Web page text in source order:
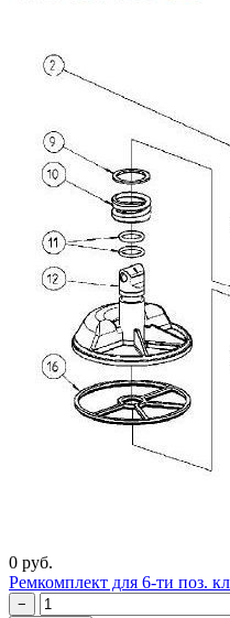
0 руб.
Ремкомплект для 6-ти поз.
−